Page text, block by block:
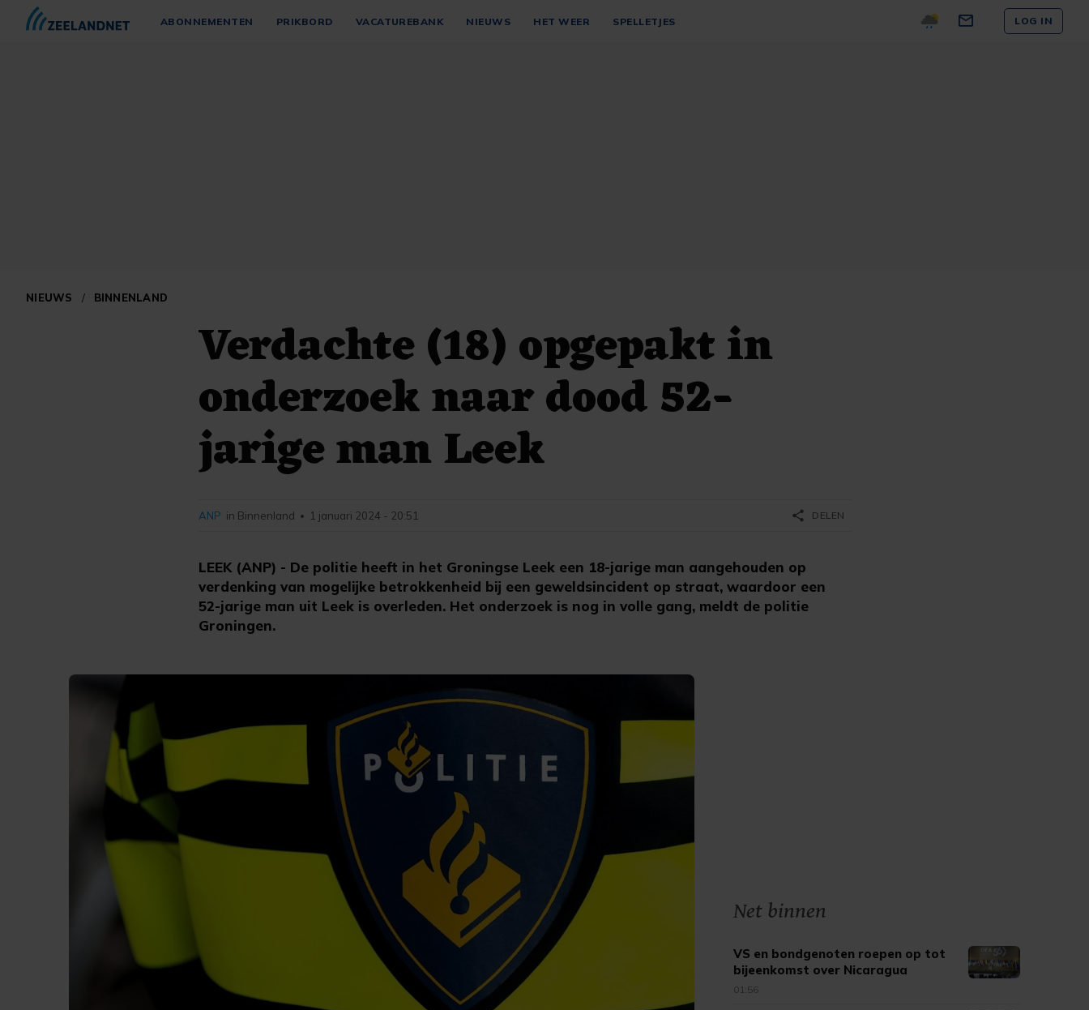
ABONNEMENTEN PRIKBORD VACATUREBANK NIEUWS HET WEER SPELLETJES LOG IN
NIEUWS / BINNENLAND
Verdachte (18) opgepakt in
onderzoek naar dood 52-
jarige man Leek
LEEK (ANP) - De politie heeft in het Groningse Leek een 18-jarige man aangehouden op
verdenking van mogelijke betrokkenheid bij een geweldsincident op straat, waardoor een
52-jarige man uit Leek is overleden. Het onderzoek is nog in volle gang, meldt de politie
Groningen.
ANP in Binnenland • 1 januari 2024 - 20:51 share DELEN
Net binnen
VS en bondgenoten roepen op tot
bijeenkomst over Nicaragua
01:56